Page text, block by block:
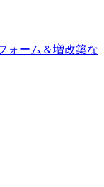
ォーム＆増改築な